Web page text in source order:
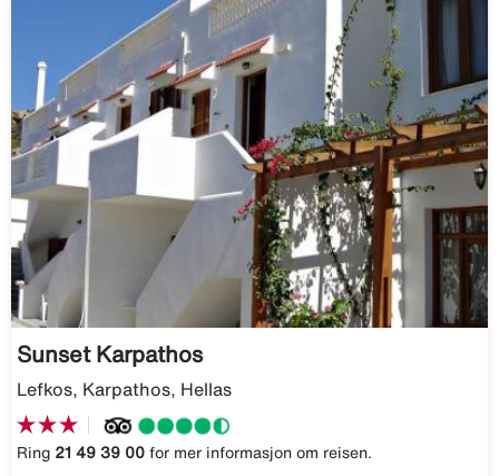
Sunset Karpathos
Lefkos, Karpathos, Hellas
Ring 21 49 39 00 for mer informasjon om reisen.